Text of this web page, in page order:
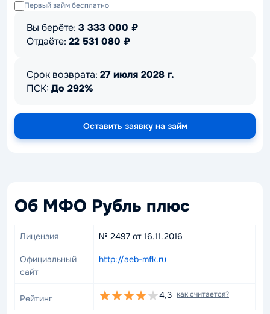
Первый займ бесплатно
Вы берёте: 3 333 000 ₽
Отдаёте: 22 531 080 ₽
Срок возврата: 27 июля 2028 г.
ПСК: До 292%
Оставить заявку на займ
Об МФО Рубль плюс
Лицензия № 2497 от 16.11.2016
Официальный
сайт
http://aeb-mfk.ru
Рейтинг 4,3 как считается?